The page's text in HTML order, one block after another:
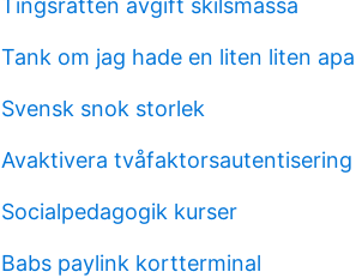
Tingsratten avgift skilsmassa
Tank om jag hade en liten liten
Svensk snok storlek
Avaktivera tvåfaktorsautentisering
Socialpedagogik kurser
Babs paylink kortterminal